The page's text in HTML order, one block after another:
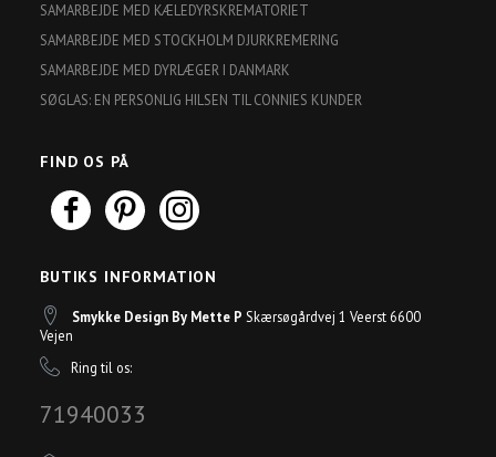
SAMARBEJDE MED KÆLEDYRSKREMATORIET
SAMARBEJDE MED STOCKHOLM DJURKREMERING
SAMARBEJDE MED DYRLÆGER I DANMARK
SØGLAS: EN PERSONLIG HILSEN TIL CONNIES KUNDER
FIND OS PÅ
BUTIKS INFORMATION
Smykke Design By Mette P Skærsøgårdvej 1 Veerst 6600
Vejen
Ring til os:
71940033